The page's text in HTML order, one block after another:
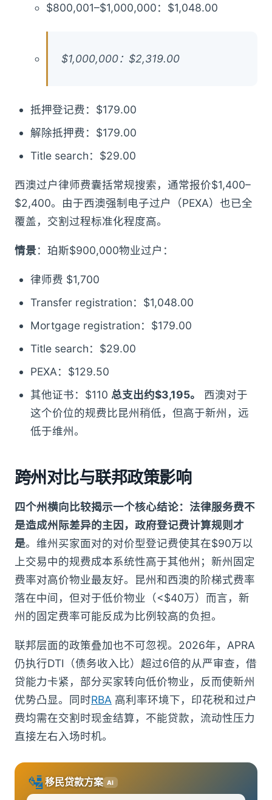
$800,001–$1,000,000：$1,048.00
$1,000,000：$2,319.00
抵押登记费：$179.00
解除抵押费：$179.00
Title search：$29.00
西澳过户律师费囊括常规搜索，通常报价$1,400–
$2,400。由于西澳强制电子过户（PEXA）也已全
覆盖，交割过程标准化程度高。
情景：珀斯$900,000物业过户：
律师费 $1,700
Transfer registration：$1,048.00
Mortgage registration：$179.00
Title search：$29.00
PEXA：$129.50
其他证书：$110 总支出约$3,195。
西澳对于
这个价位的规费比昆州稍低，但高于新州，远
低于维州。
跨州对比与联邦政策影响
四个州横向比较揭示一个核心结论：法律服务费不
是造成州际差异的主因，政府登记费计算规则才
是。维州买家面对的对价型登记费使其在$90万以
上交易中的规费成本系统性高于其他州；新州固定
费率对高价物业最友好。昆州和西澳的阶梯式费率
落在中间，但对于低价物业（<$40万）而言，新
州的固定费率可能反成为比例较高的负担。
联邦层面的政策叠加也不可忽视。2026年，APRA
仍执行DTI（债务收入比）超过6倍的从严审查，借
贷能力卡紧，部分买家转向低价物业，反而使新州
优势凸显。同时RBA 高利率环境下，印花税和过户
费均需在交割时现金结算，不能贷款，流动性压力
直接左右入场时机。
🛂移民贷款方案 AI